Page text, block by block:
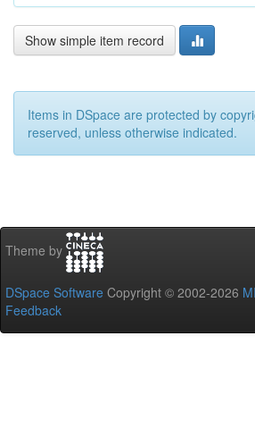
Show simple item record
Items in DSpace are protected by
reserved, unless otherwise indicated.
Theme by
DSpace Software Copyright © 2002-2026
Feedback